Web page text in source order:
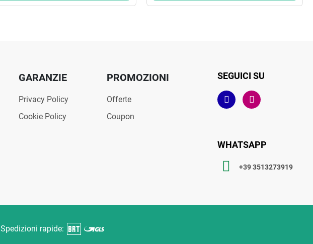
GARANZIE
Privacy Policy
Cookie Policy
PROMOZIONI
Offerte
Coupon
SEGUICI SU
WHATSAPP
+39 3513273919
Spedizioni rapide: